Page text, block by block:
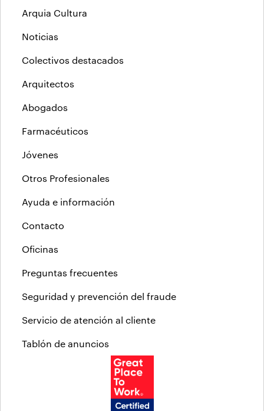
Arquia Cultura
Noticias
Colectivos destacados
Arquitectos
Abogados
Farmacéuticos
Jóvenes
Otros Profesionales
Ayuda e información
Contacto
Oficinas
Preguntas frecuentes
Seguridad y prevención del fraude
Servicio de atención al cliente
Tablón de anuncios